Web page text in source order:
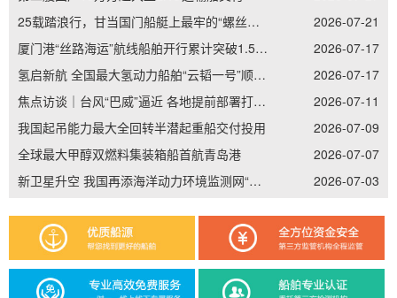
25载踏浪行，甘当国门船艇上最牢的“螺丝钉”——记南通边检老兵李加立的“硬核”坚守
2026-07-21
厦门港“丝路海运”航线船舶开行累计突破1.5万艘次
2026-07-17
氢启新航 全国最大氢动力船舶“云韬一号”顺利吉水
2026-07-17
焦点访谈｜台风“巴威”逼近 各地提前部署打好防御主动仗
2026-07-11
我国起吊能力最大全回转半潜起重船交付投用
2026-07-09
全球最大甲醇双燃料集装箱船首航青岛港
2026-07-07
新卫星升空 我国再添海洋动力环境监测网“天眼”
2026-07-03